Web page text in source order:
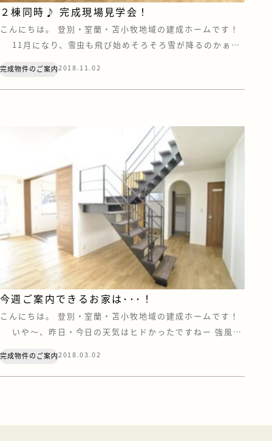
２棟同時♪ 完成現場見学会！
こんにちは。 登別・室蘭・苫小牧地域の建成ホームです！
11月になり、雪虫も飛び始めそろそろ雪が降るのかぁ～
しなくは！！！ さて、 現在 建成ホームでは、「２棟」ご案
内できる新築住宅がございます(^^) – – – – – – […]
完成物件のご案内2018.11.02
今週ご案内できるお家は･･･！
こんにちは。 登別・室蘭・苫小牧地域の建成ホームです！
いや～、昨日・今日の天気はヒドかったですねー 強風に
苦労(>△<) 皆さんのお住まいの地域では大きな被害などは
ありませんでしたか？ さて “建成ホーム”では、お施主様の
完成物件のご案内2018.03.02